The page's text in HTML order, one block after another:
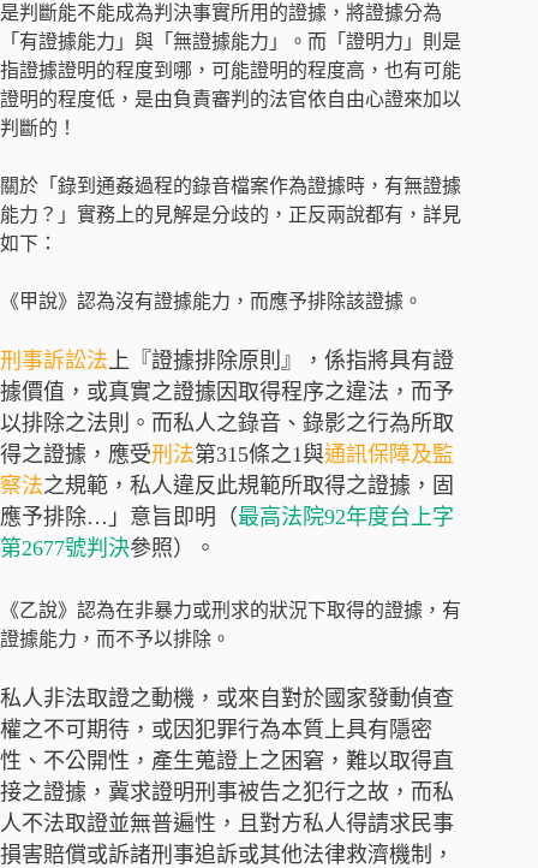
是判斷能不能成為判決事實所用的證據，將證據分為
「有證據能力」與「無證據能力」。而「證明力」則是
指證據證明的程度到哪，可能證明的程度高，也有可能
證明的程度低，是由負責審判的法官依自由心證來加以
判斷的！
關於「錄到通姦過程的錄音檔案作為證據時，有無證據
能力？」實務上的見解是分歧的，正反兩說都有，詳見
如下：
《甲說》認為沒有證據能力，而應予排除該證據。
刑事訴訟法 上『證據排除原則』，係指將具有證
據價值，或真實之證據因取得程序之違法，而予
以排除之法則。而私人之錄音、錄影之行為所取
得之證據，應受刑法第315條之1與通訊保障及監
察法之規範，私人違反此規範所取得之證據，固
應予排除…」意旨即明（最高法院92年度台上字
第2677號判決參照）。
《乙說》認為在非暴力或刑求的狀況下取得的證據，有
證據能力，而不予以排除。
私人非法取證之動機，或來自對於國家發動偵查
權之不可期待，或因犯罪行為本質上具有隱密
性、不公開性，產生蒐證上之困窘，難以取得直
接之證據，冀求證明刑事被告之犯行之故，而私
人不法取證並無普遍性，且對方私人得請求民事
損害賠償或訴諸刑事追訴或其他法律救濟機制，